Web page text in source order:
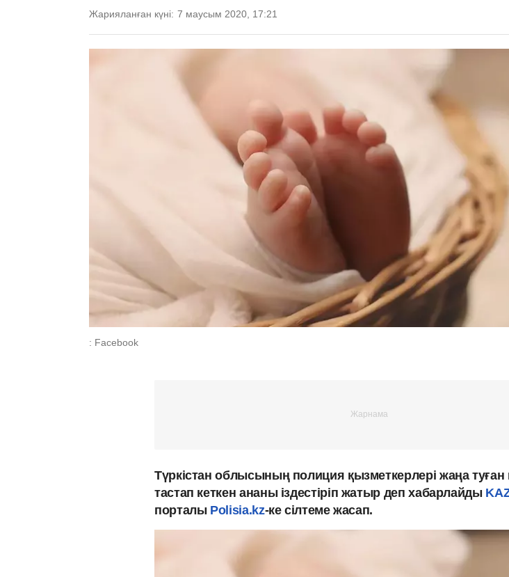
Жарияланған күні: 7 маусым 2020, 17:21
: Facebook
Түркістан облысының полиция қызметкерлері жаңа туған
тастап кеткен ананы іздестіріп жатыр деп хабарлайды
порталы Polisia.kz-ке сілтеме жасап.